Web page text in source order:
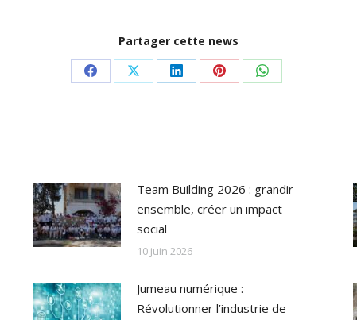
Partager cette news
Share Share Share Share Share
Team Building 2026 : grandir
ensemble, créer un impact
social
10 juin 2026
Jumeau numérique :
Révolutionner l’industrie de